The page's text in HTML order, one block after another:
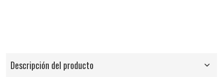
Descripción del producto